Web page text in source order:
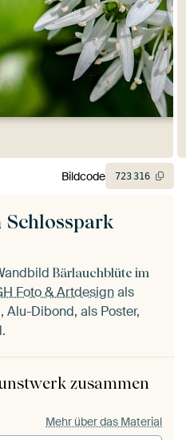
Bärlauchblüte im
Foto & Artdesignals
Alu-Dibond, als Poster,
zusammen
Mehr über das Material
Bildcode 723316